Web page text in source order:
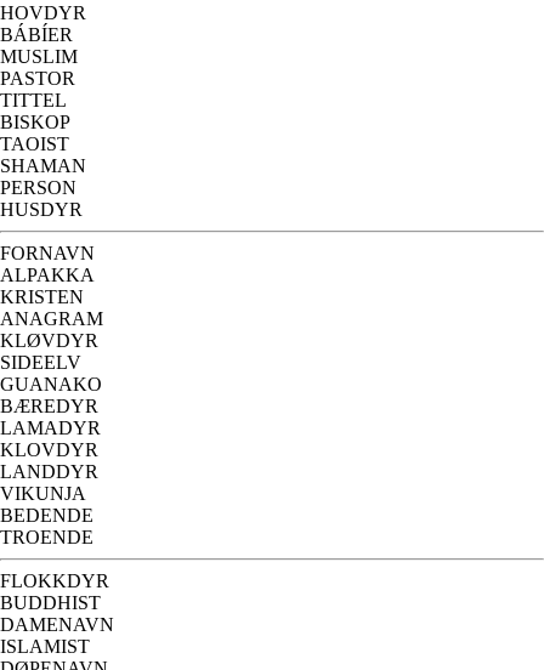
HOVDYR
BÁBÍER
MUSLIM
PASTOR
TITTEL
BISKOP
TAOIST
SHAMAN
PERSON
HUSDYR
FORNAVN
ALPAKKA
KRISTEN
ANAGRAM
KLØVDYR
SIDEELV
GUANAKO
BÆREDYR
LAMADYR
KLOVDYR
LANDDYR
VIKUNJA
BEDENDE
TROENDE
FLOKKDYR
BUDDHIST
DAMENAVN
ISLAMIST